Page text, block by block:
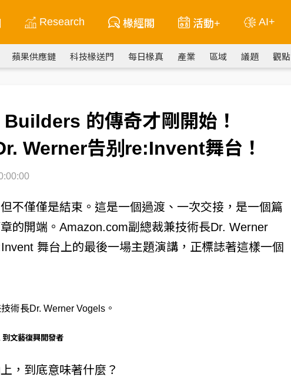
Research 椽經閣 活動+ AI+
蘋果供應鏈 科技椽送門 每日椽真 產業 區域 議題 觀點
的傳奇才剛開始！
Werner告别re:Invent舞台！
不僅僅是結束。這是一個過渡、一次交接，是一個篇
的開端。Amazon.com副總裁兼技術長Dr. Werner
舞台上的最後一場主題演講，正標誌著這樣一個
術長Dr. Werner Vogels。
文藝復興開發者
，到底意味著什麼？